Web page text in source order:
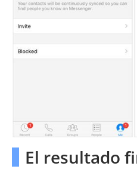
El resultado